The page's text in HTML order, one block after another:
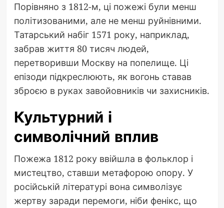
Порівняно з 1812-м, ці пожежі були менш
політизованими, але не менш руйнівними.
Татарський набіг 1571 року, наприклад,
забрав життя 80 тисяч людей,
перетворивши Москву на попелище. Ці
епізоди підкреслюють, як вогонь ставав
зброєю в руках завойовників чи захисників.
Культурний і
символічний вплив
Пожежа 1812 року ввійшла в фольклор і
мистецтво, ставши метафорою опору. У
російській літературі вона символізує
жертву заради перемоги, ніби фенікс, що